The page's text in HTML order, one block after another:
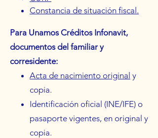
Constancia de situación fiscal.
Para Unamos Créditos Infonavit,
documentos del familiar y
corresidente:
Acta de nacimiento original y
copia.
Identificación oficial (INE/IFE) o
pasaporte vigentes, en original y
copia.